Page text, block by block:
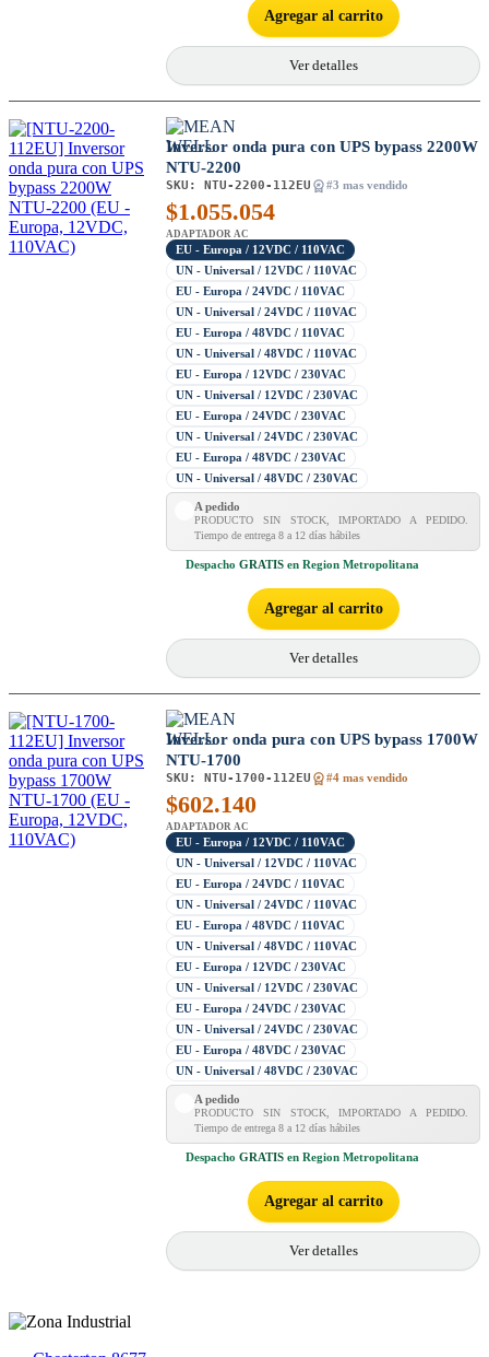
Agregar al carrito
Ver detalles
Inversor onda pura con UPS bypass 2200W
NTU-2200
SKU: NTU-2200-112EU #3 mas vendido
$1.055.054
ADAPTADOR AC
EU - Europa / 12VDC / 110VAC
UN - Universal / 12VDC / 110VAC
EU - Europa / 24VDC / 110VAC
UN - Universal / 24VDC / 110VAC
EU - Europa / 48VDC / 110VAC
UN - Universal / 48VDC / 110VAC
EU - Europa / 12VDC / 230VAC
UN - Universal / 12VDC / 230VAC
EU - Europa / 24VDC / 230VAC
UN - Universal / 24VDC / 230VAC
EU - Europa / 48VDC / 230VAC
UN - Universal / 48VDC / 230VAC
A pedido
PRODUCTO SIN STOCK, IMPORTADO A PEDIDO.
Tiempo de entrega 8 a 12 días hábiles
Despacho GRATIS en Region Metropolitana
Agregar al carrito
Ver detalles
Inversor onda pura con UPS bypass 1700W
NTU-1700
SKU: NTU-1700-112EU #4 mas vendido
$602.140
ADAPTADOR AC
EU - Europa / 12VDC / 110VAC
UN - Universal / 12VDC / 110VAC
EU - Europa / 24VDC / 110VAC
UN - Universal / 24VDC / 110VAC
EU - Europa / 48VDC / 110VAC
UN - Universal / 48VDC / 110VAC
EU - Europa / 12VDC / 230VAC
UN - Universal / 12VDC / 230VAC
EU - Europa / 24VDC / 230VAC
UN - Universal / 24VDC / 230VAC
EU - Europa / 48VDC / 230VAC
UN - Universal / 48VDC / 230VAC
A pedido
PRODUCTO SIN STOCK, IMPORTADO A PEDIDO.
Tiempo de entrega 8 a 12 días hábiles
Despacho GRATIS en Region Metropolitana
Agregar al carrito
Ver detalles